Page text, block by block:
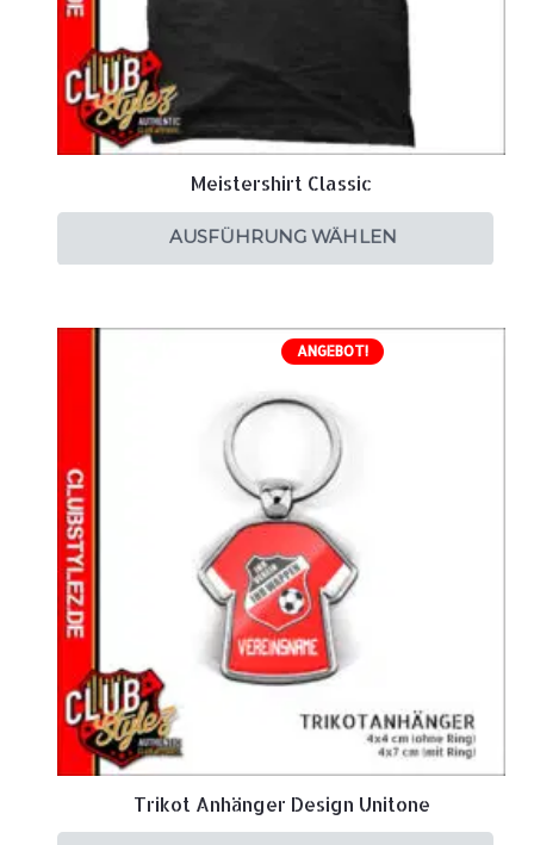
Meistershirt Classic
AUSFÜHRUNG WÄHLEN
ANGEBOT!
Trikot Anhänger Design Unitone